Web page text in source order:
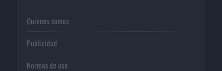
Quienes somos
Publicidad
Normas de uso